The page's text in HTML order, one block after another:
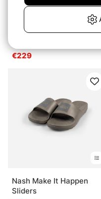
On Cloudrock
€229
Nash Make It Happen
Sliders